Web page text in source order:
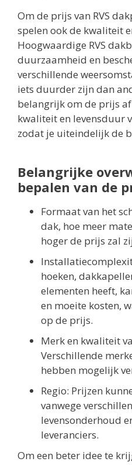
Om de prijs van RVS
spelen ook de kwaliteit
Hoogwaardige RVS
duurzaamheid en
verschillende
iets duurder zijn dan
belangrijk om de prijs
kwaliteit en levensduur
zodat je uiteindelijk de
Belangrijke
bepalen van de
Formaat van het
dak, hoe meer
hoger de prijs zal
hoeken,
elementen heeft,
en moeite kosten,
op de prijs.
Merk en kwaliteit
Verschillende
hebben mogelijk
Regio: Prijzen
vanwege
levensonderhoud
leveranciers.
Om een beter idee te